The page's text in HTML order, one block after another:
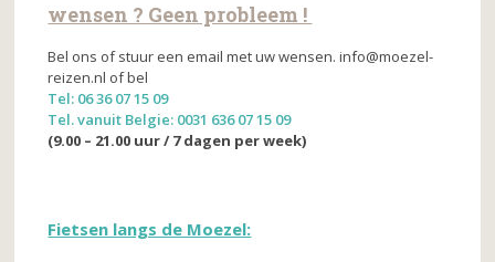
wensen ? Geen probleem !
Bel ons of stuur een email met uw wensen. info@moezel-
reizen.nl of bel
Tel: 06 36 07 15 09
Tel. vanuit Belgie: 0031 636 07 15 09
(9.00 – 21.00 uur / 7 dagen per week)
Fietsen langs de Moezel: